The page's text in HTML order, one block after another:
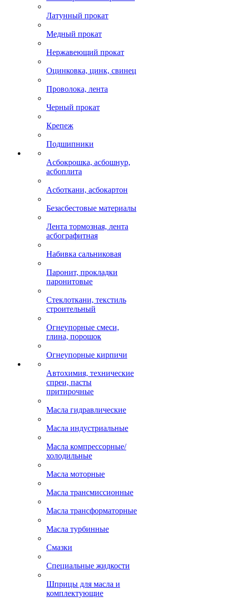
Латунный прокат
Медный прокат
Нержавеющий прокат
Оцинковка, цинк, свинец
Проволока, лента
Черный прокат
Крепеж
Подшипники
Асбокрошка, асбошнур,
асбоплита
Асботкани, асбокартон
Безасбестовые материалы
Лента тормозная, лента
асбографитная
Набивка сальниковая
Паронит, прокладки
паронитовые
Стеклоткани, текстиль
строительный
Огнеупорные смеси,
глина, порошок
Огнеупорные кирпичи
Автохимия, технические
спреи, пасты
притирочные
Масла гидравлические
Масла индустриальные
Масла компрессорные/
холодильные
Масла моторные
Масла трансмиссионные
Масла трансформаторные
Масла турбинные
Смазки
Специальные жидкости
Шприцы для масла и
комплектующие